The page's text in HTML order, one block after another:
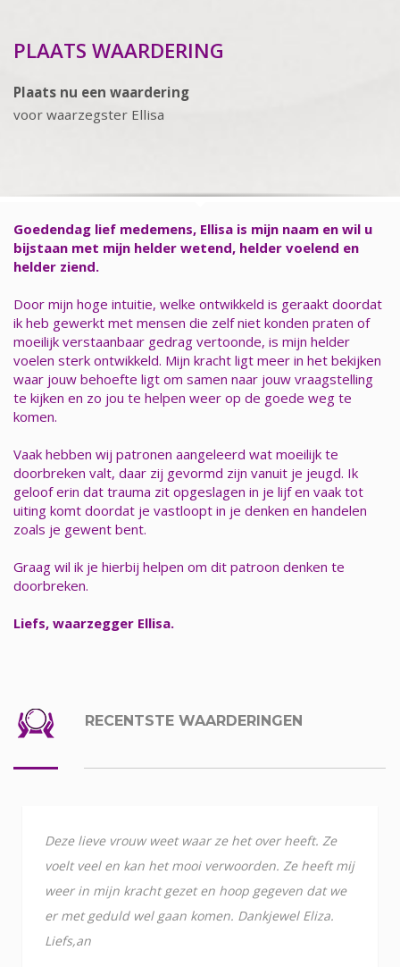
PLAATS WAARDERING
Plaats nu een waardering
voor waarzegster Ellisa
Goedendag lief medemens, Ellisa is mijn naam en wil u
bijstaan met mijn helder wetend, helder voelend en
helder ziend.
Door mijn hoge intuitie, welke ontwikkeld is geraakt doordat
ik heb gewerkt met mensen die zelf niet konden praten of
moeilijk verstaanbaar gedrag vertoonde, is mijn helder
voelen sterk ontwikkeld. Mijn kracht ligt meer in het bekijken
waar jouw behoefte ligt om samen naar jouw vraagstelling
te kijken en zo jou te helpen weer op de goede weg te
komen.
Vaak hebben wij patronen aangeleerd wat moeilijk te
doorbreken valt, daar zij gevormd zijn vanuit je jeugd. Ik
geloof erin dat trauma zit opgeslagen in je lijf en vaak tot
uiting komt doordat je vastloopt in je denken en handelen
zoals je gewent bent.
Graag wil ik je hierbij helpen om dit patroon denken te
doorbreken.
Liefs, waarzegger Ellisa.
RECENTSTE WAARDERINGEN
Deze lieve vrouw weet waar ze het over heeft. Ze
voelt veel en kan het mooi verwoorden. Ze heeft mij
weer in mijn kracht gezet en hoop gegeven dat we
er met geduld wel gaan komen. Dankjewel Eliza.
Liefs,an